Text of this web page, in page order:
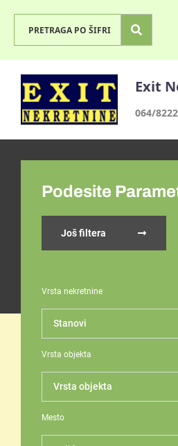
Exit
064/
Podesite
Još filtera
Vrsta nekretnine
Vrsta objekta
Mesto